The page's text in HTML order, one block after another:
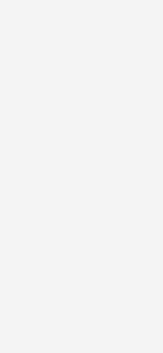
juristische